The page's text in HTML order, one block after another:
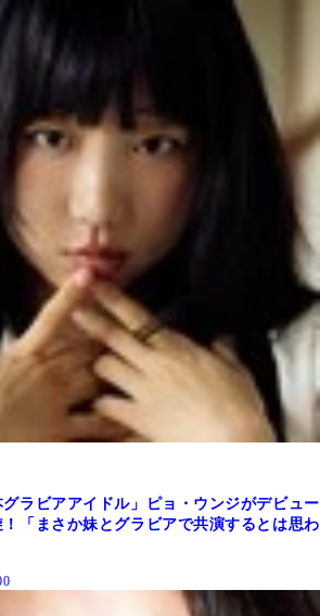
グラビアアイドル」ピョ・ウンジがデビュー
！「まさか妹とグラビアで共演するとは思わ